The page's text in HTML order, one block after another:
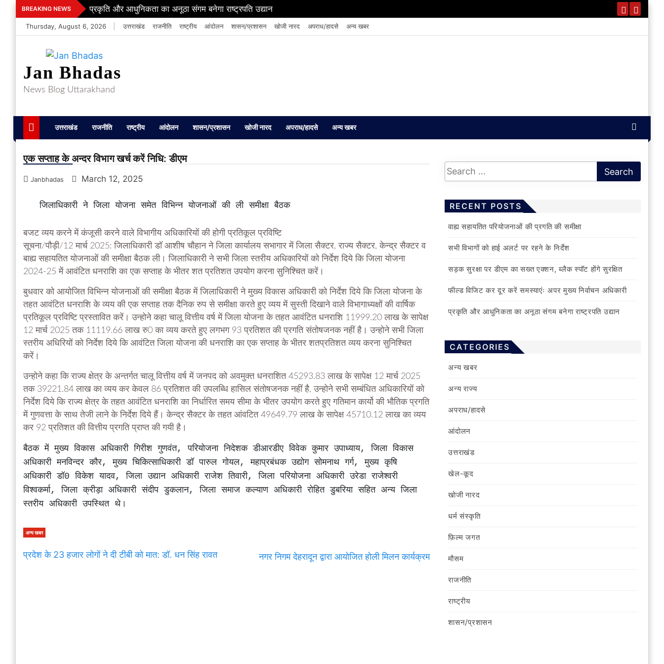
Skip
to
content
BREAKING NEWS राजस्व वसूली में ढिलाई पर बरतेगी सख्ती, डीएम ने दी कड़ी चेतावनी
Thursday, August 6, 2026 उत्तराखंड राजनीति राष्ट्रीय आंदोलन शासन/प्रशासन खोजी नारद अपराध/हादसे अन्य खबर
Jan Bhadas
News Blog Uttarakhand
उत्तराखंड राजनीति राष्ट्रीय आंदोलन शासन/प्रशासन खोजी नारद अपराध/हादसे अन्य खबर
एक सप्ताह के अन्दर विभाग खर्च करें निधि: डीएम
Janbhadas March 12, 2025
   जिलाधिकारी ने जिला योजना समेत विभिन्न योजनाओं की ली समीक्षा बैठक
बजट व्यय करने में कंजूसी करने वाले विभागीय अधिकारियों की होगी प्रतिकूल प्रविष्टि
सूचना/पौड़ी/12 मार्च 2025: जिलाधिकारी डॉ आशीष चौहान ने जिला कार्यालय सभागार में जिला सैक्टर, राज्य सैक्टर, केन्द्र सैक्टर व
बाह्य सहायतित योजनाओं की समीक्षा बैठक ली। जिलाधिकारी ने सभी जिला स्तरीय अधिकारियों को निर्देश दिये कि जिला योजना
2024-25 में आवंटित धनराशि का एक सप्ताह के भीतर शत प्रतिशत उपयोग करना सुनिश्चित करें।
बुधवार को आयोजित विभिन्न योजनाओं की समीक्षा बैठक में जिलाधिकारी ने मुख्य विकास अधिकारी को निर्देश दिये कि जिला योजना के
तहत आवंटित धनराशि के व्यय की एक सप्ताह तक दैनिक रुप से समीक्षा करते हुए व्यय में सुस्ती दिखाने वाले विभागाध्यक्षों की वार्षिक
प्रतिकूल प्रविष्टि प्रस्तावित करें। उन्होने कहा चालू वित्तीय वर्ष में जिला योजना के तहत आवंटित धनराशि 11999.20 लाख के सापेक्ष
12 मार्च 2025 तक 11119.66 लाख रु0 का व्यय करते हुए लगभग 93 प्रतिशत की प्रगति संतोषजनक नहीं है। उन्होने सभी जिला
स्तरीय अधिरियों को निर्देश दिये कि आवंटित जिला योजना की धनराशि का एक सप्ताह के भीतर शतप्रतिशत व्यय करना सुनिश्चित
करें।
उन्होने कहा कि राज्य क्षेत्र के अन्तर्गत चालू वित्तीय वर्ष में जनपद को अवमुक्त धनराशित 45293.83 लाख के सापेक्ष 12 मार्च 2025
तक 39221.84 लाख का व्यय कर केवल 86 प्रतिशत की उपलब्धि हासिल संतोषजनक नहीं है, उन्होने सभी सम्बंधित अधिकारियों को
निर्देश दिये कि राज्य क्षेत्र के तहत आवंटित धनराशि का निर्धारित समय सीमा के भीतर उपयोग करते हुए गतिमान कार्यो की भौतिक प्रगति
में गुणवत्ता के साथ तेजी लाने के निर्देश दिये हैं। केन्द्र सैक्टर के तहत आंवटित 49649.79 लाख के सापेक्ष 45710.12 लाख का व्यय
कर 92 प्रतिशत की वित्तीय प्रगति प्राप्त की गयी है।
बैठक में मुख्य विकास अधिकारी गिरीश गुणवंत, परियोजना निदेशक डीआरडीए विवेक कुमार उपाध्याय, जिला विकास
अधिकारी मनविन्दर कौर, मुख्य चिकित्साधिकारी डॉ पारुल गोयल, महाप्रबंधक उद्योग सोमनाथ गर्ग, मुख्य कृषि
अधिकारी डॉ0 विकेश यादव, जिला उद्यान अधिकारी राजेश तिवारी, जिला परियोजना अधिकारी उरेडा राजेश्वरी
विश्वकर्मा, जिला क्रीड़ा अधिकारी संदीप डुकलान, जिला समाज कल्याण अधिकारी रोहित डुबरिया सहित अन्य जिला
स्तरीय अधिकारी उपस्थित थे।
अन्य खबर
प्रदेश के 23 हजार लोगों ने दी टीबी को मात: डॉ. धन सिंह रावत नगर निगम देहरादून द्वारा आयोजित होली मिलन कार्यक्रम
RECENT POSTS
वाह्य सहायतित परियोजनाओं की प्रगति की समीक्षा
सभी विभागों को हाई अलर्ट पर रहने के निर्देश
सड़क सुरक्षा पर डीएम का सख्त एक्शन, ब्लैक स्पॉट होंगे सुरक्षित
फील्ड विजिट कर दूर करें समस्याएंः अपर मुख्य निर्वाचन अधिकारी
प्रकृति और आधुनिकता का अनूठा संगम बनेगा राष्ट्रपति उद्यान
CATEGORIES
अन्य खबर
अन्य राज्य
अपराध/हादसे
आंदोलन
उत्तराखंड
खेल-कूद
खोजी नारद
धर्म संस्कृति
फ़िल्‍म जगत
मौसम
राजनीति
राष्ट्रीय
शासन/प्रशासन